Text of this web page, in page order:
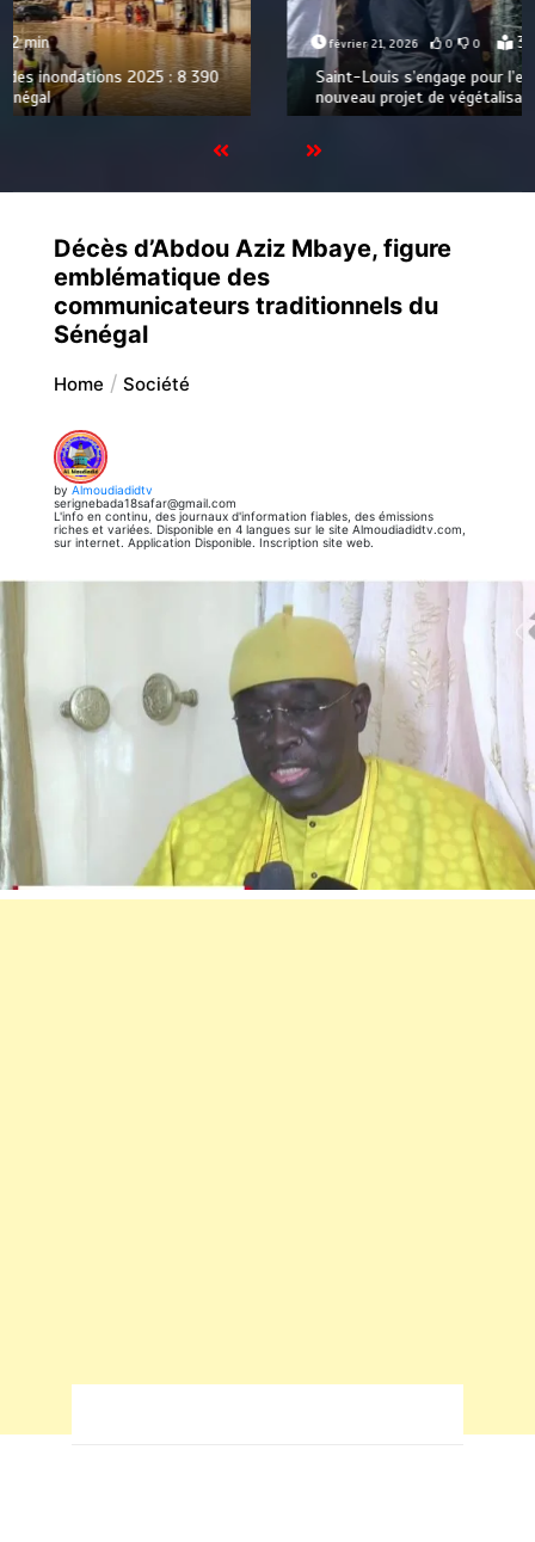
février 21, 2026 0 0 3 min
Saint-Louis s’engage pour l’environnement avec un
nouveau projet de végétalisation
Décès d’Abdou Aziz Mbaye, figure
emblématique des
communicateurs traditionnels du
Sénégal
Home Société
by Almoudiadidtv
serignebada18safar@gmail.com
L'info en continu, des journaux d'information fiables, des émissions
riches et variées. Disponible en 4 langues sur le site Almoudiadidtv.com,
sur internet. Application Disponible. Inscription site web.